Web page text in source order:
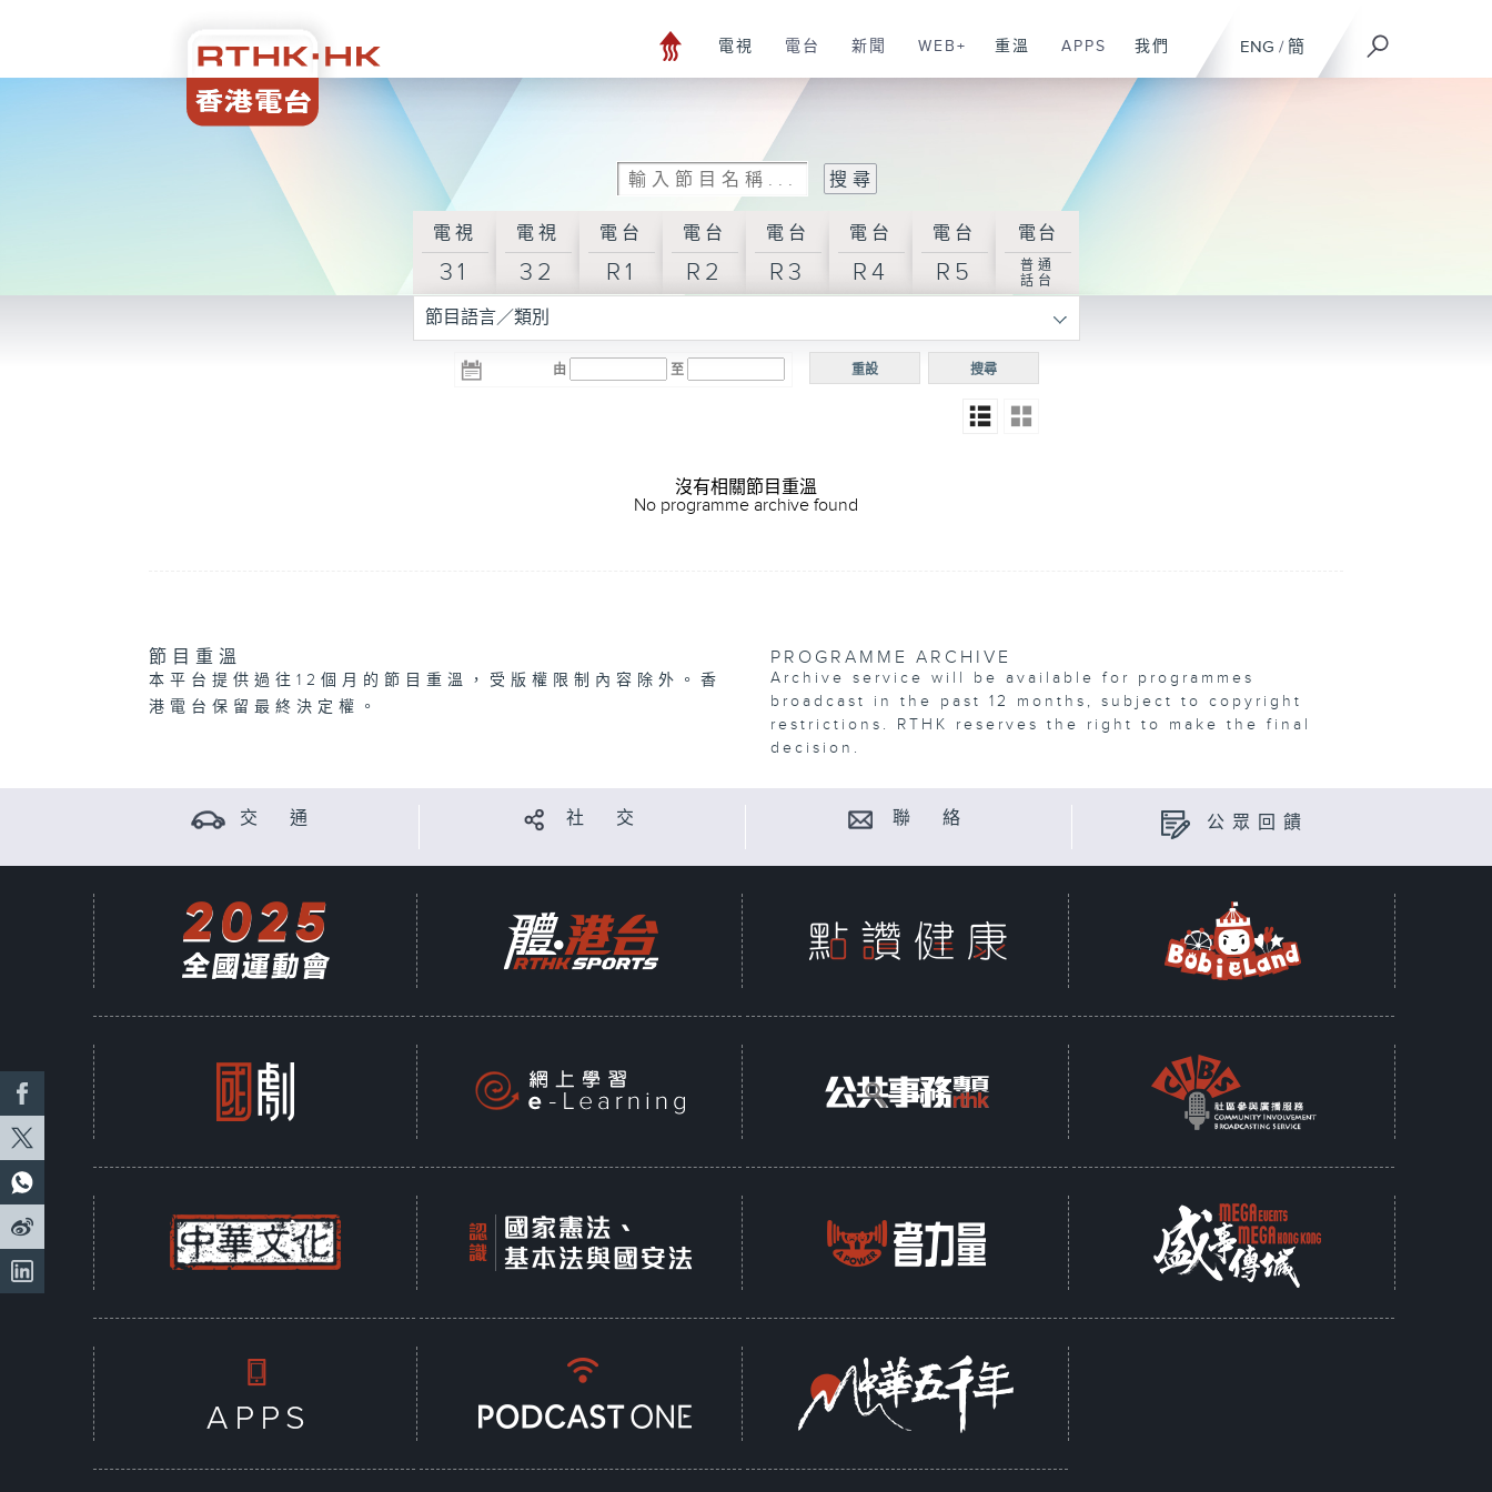
ENG / 簡
電視 電台 新聞 WEB+ 重溫 APPS 我們
電視
31
電視
32
電台
R1
電台
R2
電台
R3
電台
R4
電台
R5
電台
普通
話台
節目語言／類別
由 至 搜尋
重設
沒有相關節目重溫
No programme archive found
節目重溫
本平台提供過往12個月的節目重溫，受版權限制內容除外。香
港電台保留最終決定權。
PROGRAMME ARCHIVE
Archive service will be available for programmes
broadcast in the past 12 months, subject to copyright
restrictions. RTHK reserves the right to make the final
decision.
交 通 社 交 聯 絡 公眾回饋